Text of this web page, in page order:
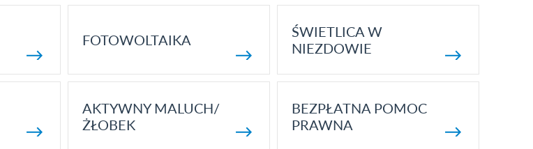
FOTOWOLTAIKA
ŚWIETLICA W
NIEZDOWIE
AKTYWNY MALUCH/
ŻŁOBEK
BEZPŁATNA POMOC
PRAWNA